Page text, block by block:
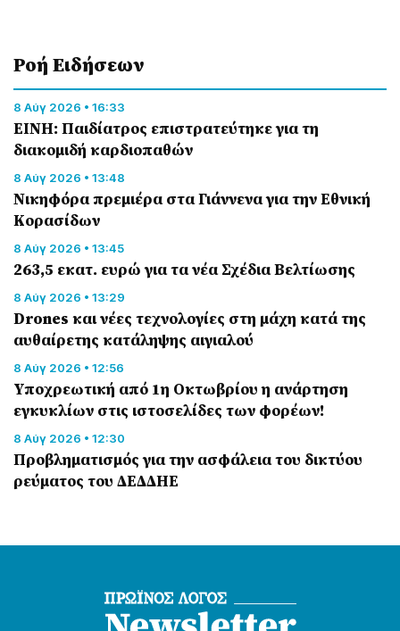
Ροή Eιδήσεων
8 Αύγ 2026 • 16:33
ΕΙΝΗ: Παιδίατρος επιστρατεύτηκε για τη
διακομιδή καρδιοπαθών
8 Αύγ 2026 • 13:48
Nικηφόρα πρεμιέρα στα Γιάννενα για την Εθνική
Κορασίδων
8 Αύγ 2026 • 13:45
263,5 εκατ. ευρώ για τα νέα Σχέδια Βελτίωσης
8 Αύγ 2026 • 13:29
Drones και νέες τεχνολογίες στη μάχη κατά της
αυθαίρετης κατάληψης αιγιαλού
8 Αύγ 2026 • 12:56
Υποχρεωτική από 1η Οκτωβρίου η ανάρτηση
εγκυκλίων στις ιστοσελίδες των φορέων!
8 Αύγ 2026 • 12:30
Προβληματισμός για την ασφάλεια του δικτύου
ρεύματος του ΔΕΔΔΗΕ